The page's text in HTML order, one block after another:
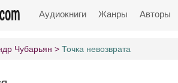
Аудиокниги Жанры Авторы
Чубарьян Точка невозврата